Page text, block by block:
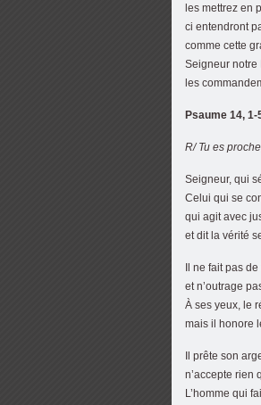
les mettrez en
ci entendront
comme cette
Seigneur notre
les
Psaume 14, 1-
R/ Tu es
Seigneur, qui
Celui qui se
qui agit avec
et dit la vérité
Il ne fait pas
et n’outrage
À ses yeux, le
mais il honore
Il prête son
n’accepte rien
L’homme qui